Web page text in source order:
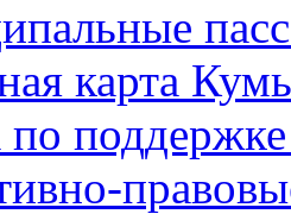
карта
по